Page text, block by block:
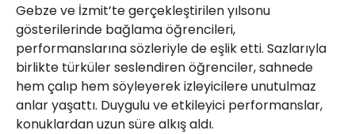
Gebze ve İzmit’te gerçekleştirilen yılsonu
gösterilerinde bağlama öğrencileri,
performanslarına sözleriyle de eşlik etti. Sazlarıyla
birlikte türküler seslendiren öğrenciler, sahnede
hem çalıp hem söyleyerek izleyicilere unutulmaz
anlar yaşattı. Duygulu ve etkileyici performanslar,
konuklardan uzun süre alkış aldı.